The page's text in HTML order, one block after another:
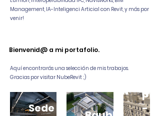
Management, IA-Inteligenci Articial con Revit, y más por
venir!
Bienvenid@ a mi portafolio.
Aquí encontrarás una selección de mis trabajos.
Gracias por visitar NubeRevit ;)
Sede
-